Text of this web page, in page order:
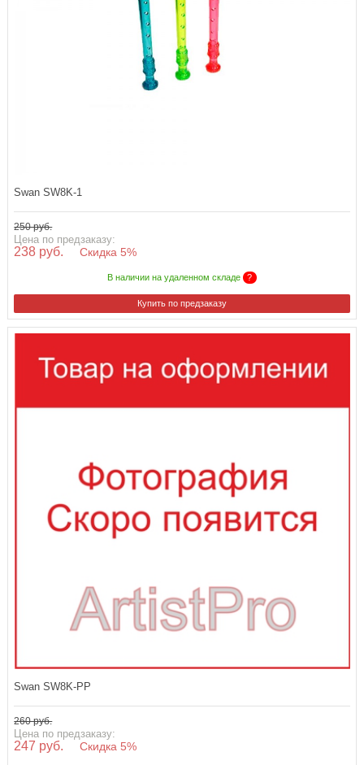
Swan SW8K-1
250 руб.
Цена по предзаказу:
238 руб. Скидка 5%
В наличии на удаленном складе ?
Купить по предзаказу
Swan SW8K-PP
260 руб.
Цена по предзаказу:
247 руб. Скидка 5%